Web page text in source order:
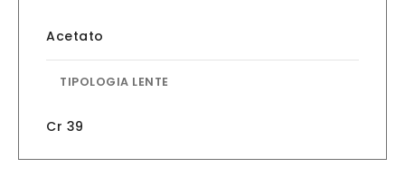
Acetato
TIPOLOGIA LENTE
Cr 39